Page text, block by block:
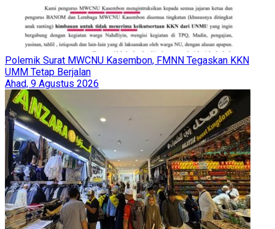
Polemik Surat MWCNU Kasembon, FMNN Tegaskan KKN
UMM Tetap Berjalan
Ahad, 9 Agustus 2026